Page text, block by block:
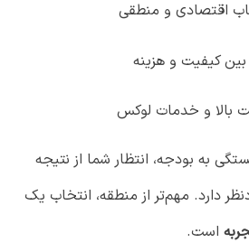
و منطقی
و هزینه
و خدمات لوکس
به بودجه، انتظار شما از نتیجه
مهم‌تر از منطقه، انتخاب یک
است.